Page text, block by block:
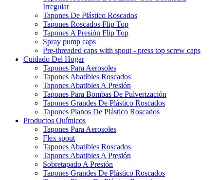
Irregular
Tapones De Plástico Roscados
Tapones Roscados Flip Top
Tapones A Presión Flip Top
Spray pump caps
Pre-threaded caps with spout - press top screw caps
Cuidado Del Hogar
Tapones Para Aerosoles
Tapones Abatibles Roscados
Tapones Abatibles A Presión
Tapones Para Bombas De Pulverización
Tapones Grandes De Plástico Roscados
Tapones Planos De Plástico Roscados
Productos Químicos
Tapones Para Aerosoles
Flex spout
Tapones Abatibles Roscados
Tapones Abatibles A Presión
Sobretapado A Presión
Tapones Grandes De Plástico Roscados